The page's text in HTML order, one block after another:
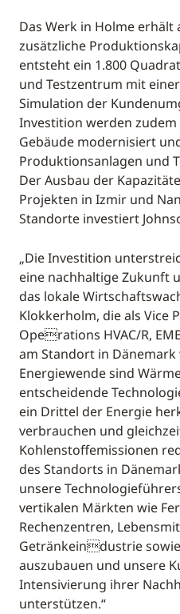
Das Werk in Holme
zusätzliche
entsteht ein 1.800
und Testzentrum mit
Simulation der
Investition werden
Gebäude modernisiert
Produktionsanlagen und
Der Ausbau der
Projekten in Izmir und
Standorte investiert
„Die Investition
eine nachhaltige Zukunft
das lokale
Klokkerholm, die als Vice
Operations HVAC/R,
am Standort in Dänemark
Energiewende sind
entscheidende
ein Drittel der Energie
verbrauchen und
Kohlenstoffemissionen
des Standorts in
unsere
vertikalen Märkten wie
Rechenzentren,
Getränkeindustrie
auszubauen und unsere
Intensivierung ihrer
unterstützen.“